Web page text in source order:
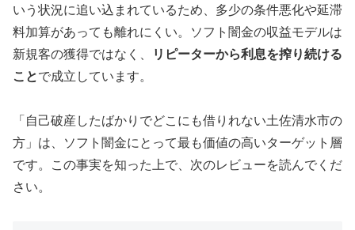
いう状況に追い込まれているため、多少の条件悪化や延滞
料加算があっても離れにくい。ソフト闇金の収益モデルは
新規客の獲得ではなく、
リピーターから利息を搾り続ける
ことで成立しています。
「自己破産したばかりでどこにも借りれない土佐清水市の
方」は、ソフト闇金にとって最も価値の高いターゲット層
です。この事実を知った上で、次のレビューを読んでくだ
さい。